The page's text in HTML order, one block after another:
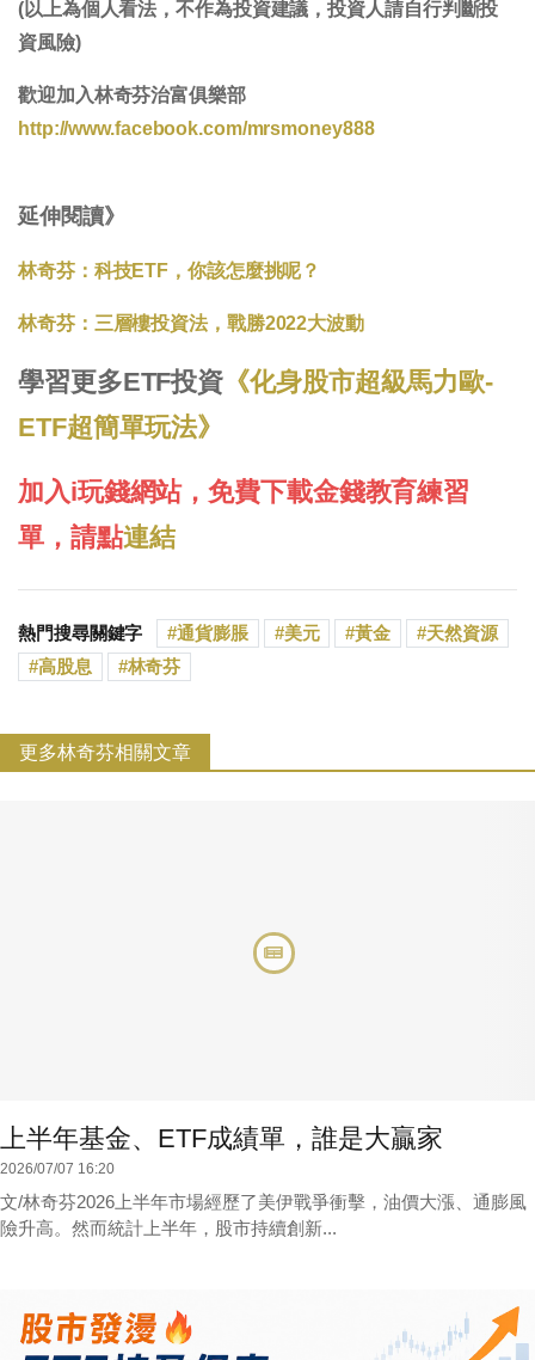
(以上為個人看法，不作為投資建議，投資人請自行判斷投
資風險)
歡迎加入林奇芬治富俱樂部
http://www.facebook.com/mrsmoney888
延伸閱讀》
林奇芬：科技ETF，你該怎麼挑呢？
林奇芬：三層樓投資法，戰勝2022大波動
學習更多ETF投資 《化身股市超級馬力歐-
ETF超簡單玩法》
加入i玩錢網站，免費下載金錢教育練習
單，請點連結
熱門搜尋關鍵字 通貨膨脹 美元 黃金
天然資源
高股息
林奇芬
更多林奇芬相關文章
上半年基金、ETF成績單，誰是大贏家
2026/07/07 16:20
文/林奇芬2026上半年市場經歷了美伊戰爭衝擊，油價大漲、通膨風
險升高。然而統計上半年，股市持續創新...